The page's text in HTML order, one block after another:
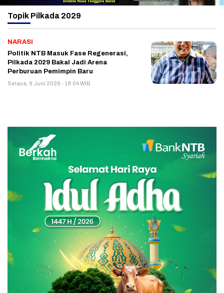
Topik Pilkada 2029
NARASI
Politik NTB Masuk Fase Regenerasi,
Pilkada 2029 Bakal Jadi Arena
Perburuan Pemimpin Baru
Selasa, 9 Juni 2026 - 18:04 WIB